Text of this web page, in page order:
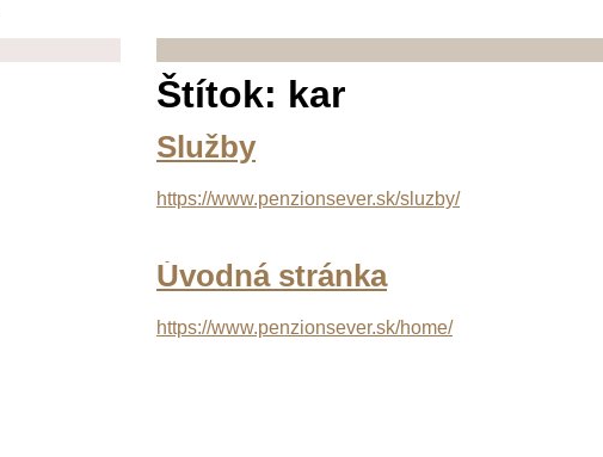
Štítok: kar
Služby
https://www.penzionsever.sk/sluzby/
Úvodná stránka
https://www.penzionsever.sk/home/